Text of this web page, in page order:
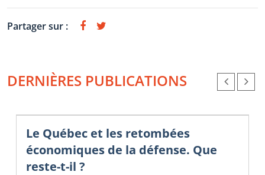
Partager sur :
DERNIÈRES PUBLICATIONS
Le Québec et les retombées
économiques de la défense. Que
reste-t-il ?